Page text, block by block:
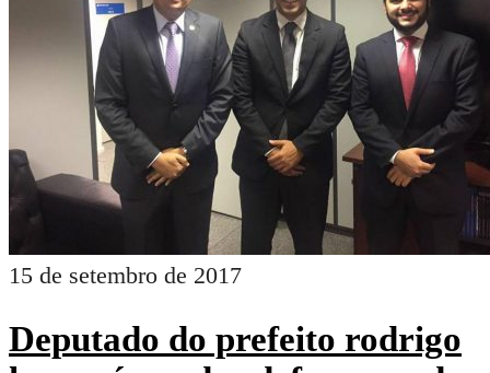
15 de setembro de 2017
Deputado do prefeito rodrigo